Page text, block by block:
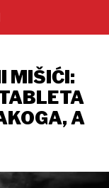
MIŠIĆI:
A